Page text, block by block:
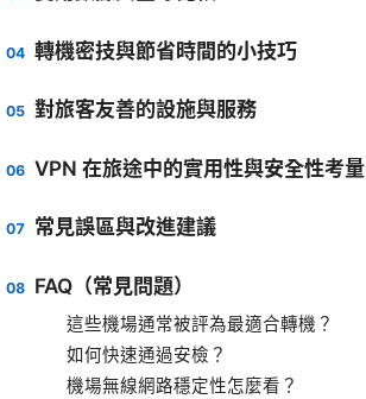
轉機密技與節省時間的小技巧
對旅客友善的設施與服務
VPN 在旅途中的實用性與安全性考量
常見誤區與改進建議
FAQ（常見問題）
這些機場通常被評為最適合轉機？
如何快速通過安檢？
機場無線網路穩定性怎麼看？